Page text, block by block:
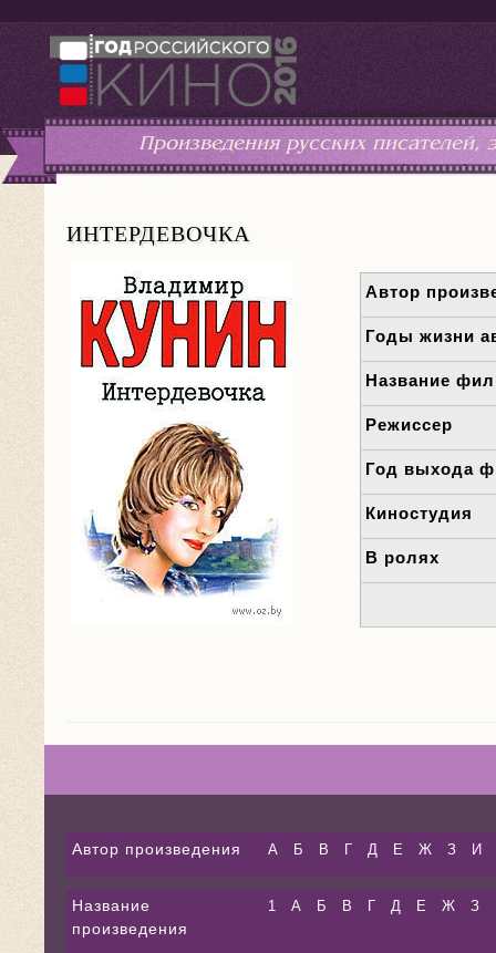
Произведения русских
ИНТЕРДЕВОЧКА
Автор
Годы жизни
Название
Режиссер
Год выхода
Киностудия
В ролях
Автор произведения А Б В Г Д Е Ж З И
Название
произведения
1 А Б В Г Д Е Ж З